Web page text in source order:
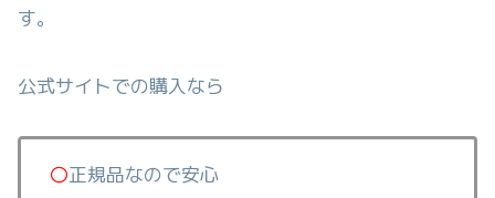
す。
公式サイトでの購入なら
〇正規品なので安心